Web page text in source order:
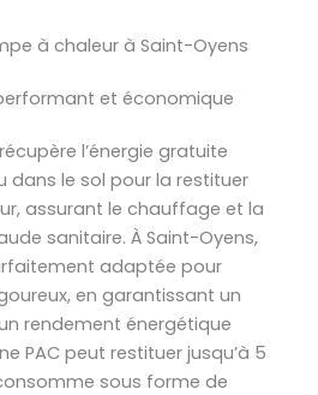
à chaleur à Saint-Oyens
et économique
l’énergie gratuite
dans le sol pour la restituer
assurant le chauffage et la
sanitaire. À Saint-Oyens,
adaptée pour
en garantissant un
rendement énergétique
PAC peut restituer jusqu’à 5
sous forme de